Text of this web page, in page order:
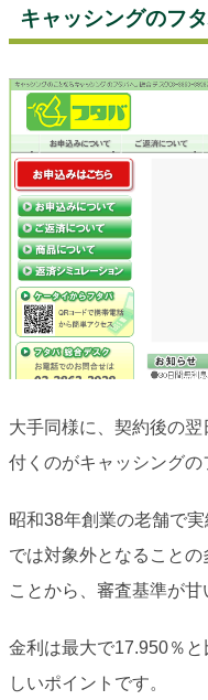
キャッシングのフ
大手同様に、契約後の
付くのがキャッシングの
昭和38年創業の老舗で
では対象外となること
ことから、審査基準が甘
金利は最大で17.950％
しいポイントです。